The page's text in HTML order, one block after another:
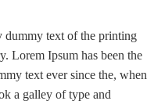
dummy text of the printing
Lorem Ipsum has been the
text ever since the, when
a galley of type and